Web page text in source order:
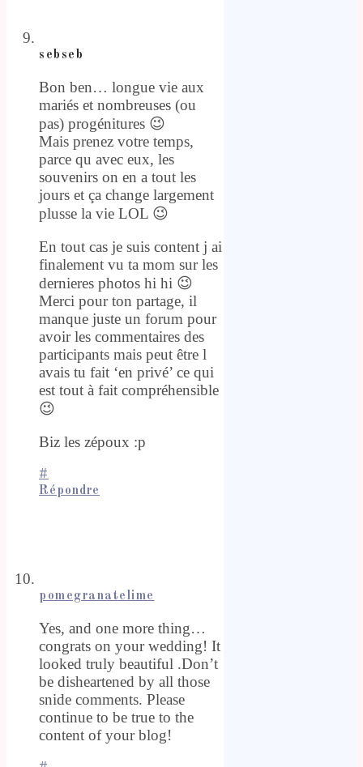
sebseb
Bon ben… longue vie aux
mariés et nombreuses (ou
pas) progénitures 😉
Mais prenez votre temps,
parce qu avec eux, les
souvenirs on en a tout les
jours et ça change largement
plusse la vie LOL 😉
En tout cas je suis content j ai
finalement vu ta mom sur les
dernieres photos hi hi 😉
Merci pour ton partage, il
manque juste un forum pour
avoir les commentaires des
participants mais peut être l
avais tu fait ‘en privé’ ce qui
est tout à fait compréhensible
😉
Biz les zépoux :p
#
Répondre
pomegranatelime
Yes, and one more thing…
congrats on your wedding! It
looked truly beautiful .Don’t
be disheartened by all those
snide comments. Please
continue to be true to the
content of your blog!